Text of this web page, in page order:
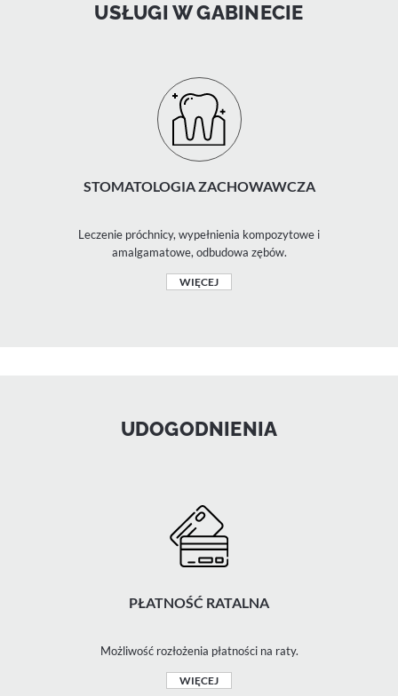
USŁUGI W GABINECIE
STOMATOLOGIA ZACHOWAWCZA
Leczenie próchnicy, wypełnienia kompozytowe i
amalgamatowe, odbudowa zębów.
WIĘCEJ
UDOGODNIENIA
PŁATNOŚĆ RATALNA
Możliwość rozłożenia płatności na raty.
WIĘCEJ